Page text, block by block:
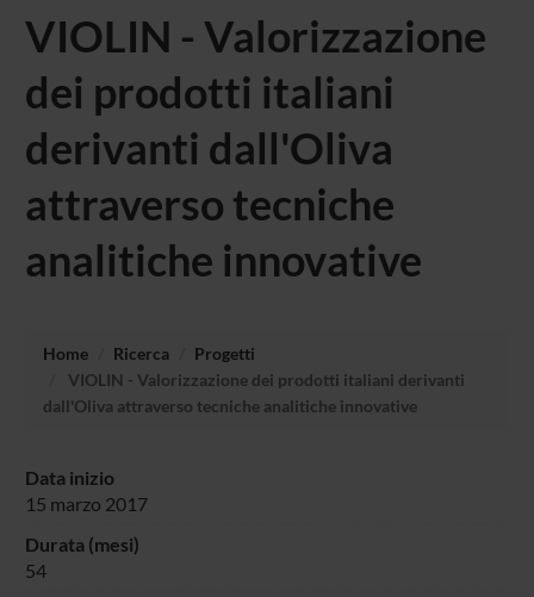
VIOLIN - Valorizzazione
dei prodotti italiani
derivanti dall'Oliva
attraverso tecniche
analitiche innovative
Home Ricerca
Progetti
VIOLIN - Valorizzazione dei prodotti italiani derivanti
dall'Oliva attraverso tecniche analitiche innovative
Data inizio
15 marzo 2017
Durata (mesi)
54